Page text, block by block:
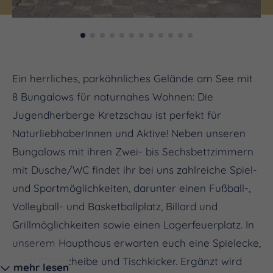
Ein herrliches, parkähnliches Gelände am See mit
8 Bungalows für naturnahes Wohnen: Die
Jugendherberge Kretzschau ist perfekt für
NaturliebhaberInnen und Aktive! Neben unseren
Bungalows mit ihren Zwei- bis Sechsbettzimmern
mit Dusche/WC findet ihr bei uns zahlreiche Spiel-
und Sportmöglichkeiten, darunter einen Fußball-,
Volleyball- und Basketballplatz, Billard und
Grillmöglichkeiten sowie einen Lagerfeuerplatz. In
unserem Haupthaus erwarten euch eine Spielecke,
samt Dartscheibe und Tischkicker. Ergänzt wird
mehr lesen